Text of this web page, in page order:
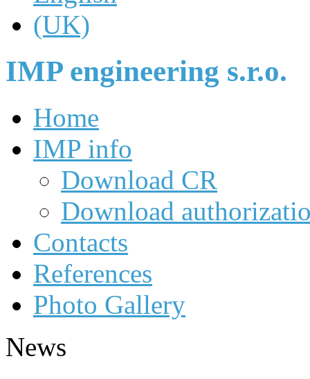
IMP engineering s.r.o.
Home
IMP info
Download CR
Download
Contacts
References
Photo Gallery
News